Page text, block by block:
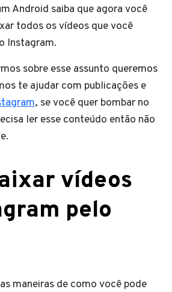
Android saiba que agora você
todos os vídeos que você
Instagram.
sobre esse assunto queremos
te ajudar com publicações e
, se você quer bombar no
ler esse conteúdo então não
vídeos
pelo
maneiras de como você pode